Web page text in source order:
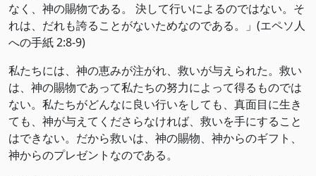
なく、神の賜物である。 決して行いによるのではない。そ
れは、だれも誇ることがないためなのである。」(エペソ人
への手紙 2:8-9)
私たちには、神の恵みが注がれ、救いが与えられた。救い
は、神の賜物であって私たちの努力によって得るものでは
ない。私たちがどんなに良い行いをしても、真面目に生き
ても、神が与えてくださらなければ、救いを手にすること
はできない。だから救いは、神の賜物、神からのギフト、
神からのプレゼントなのである。